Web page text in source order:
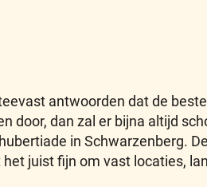
antwoorden dat de
door, dan zal er bijna altijd
in Schwarzenberg.
juist fijn om vast locaties,